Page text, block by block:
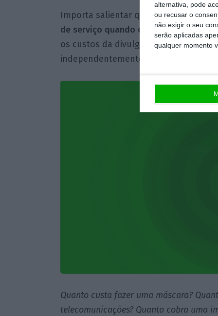
alternativa, pode
ou recusar o
não exigir o seu
serão aplicadas
qualquer momento
Importa salientar que, para além
de serviço quando colocam um
os custos da divulgação, visitas ao
independentemente de o imóvel ser
Quanto custa fazer uma máscara?
telecomunicações? Quanto cobra uma